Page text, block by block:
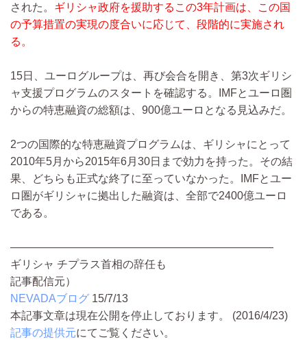
された。 ギリシャ政府を援助するこの3年計画は、この国
の予算措置の実現の度合いに応じて、段階的に実施され
る。
15日、ユーログループは、再び会合を開き、第3次ギリシ
ャ支援プログラムのスタートを確認する。IMFとユーロ圏
からの特恵融資の総額は、900億ユーロとなる見込みだ。
2つの国際的な特恵融資プログラムは、ギリシャにとって
2010年5月から2015年6月30日まで効力を持った。その結
果、どちらも正式な終了に至っていなかった。IMFとユー
ロ圏がギリシャに拠出した融資は、全部で2400億ユーロ
である。
――――――――――――――――――――――――
ギリシャ チプラス首相の辞任も
記事配信元）
NEVADAブログ 15/7/13
本記事文章は現在公開を停止しております。 (2016/4/23)
記事の提供元にてご覧ください。